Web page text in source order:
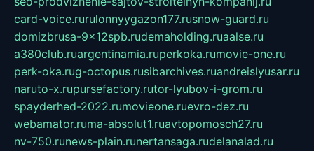
card-voice.rurulonnyygazon177.rusnow-guard.ru
domizbrusa-9x12spb.rudemaholding.ruaalse.ru
a380club.ruargentinamia.ruperkoka.rumovie-one.ru
perk-oka.rug-octopus.rusibarchives.ruandreislyusar.ru
naruto-x.rupursefactory.rutor-lyubov-i-grom.ru
spayderhed-2022.rumovieone.ruevro-dez.ru
webamator.ruma-absolut1.ruavtopomosch27.ru
nv-750.runews-plain.runertansaga.rudelanalad.ru